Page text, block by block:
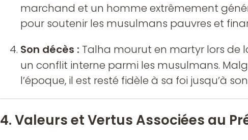
marchand et un homme extrêmement
pour soutenir les musulmans pauvres et
Son décès : Talha mourut en martyr lors de
un conflit interne parmi les musulmans.
l’époque, il est resté fidèle à sa foi jusqu’à
4. Valeurs et Vertus Associées au